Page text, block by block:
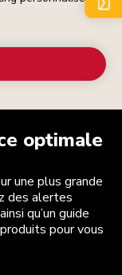
optimale
une plus grande
des alertes
qu’un guide
pour vous